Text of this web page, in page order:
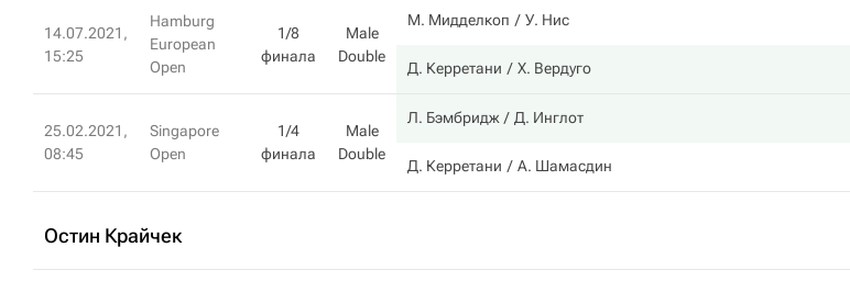
14.07.2021,
15:25
Hamburg
European
Open
1/8
финала
Male
Double
М. Мидделкоп У. Нис
Д. Керретани Х. Вердуго
25.02.2021,
08:45
Singapore
Open
1/4
финала
Male
Double
Л. Бэмбридж Д. Инглот
Д. Керретани А. Шамасдин
Остин Крайчек